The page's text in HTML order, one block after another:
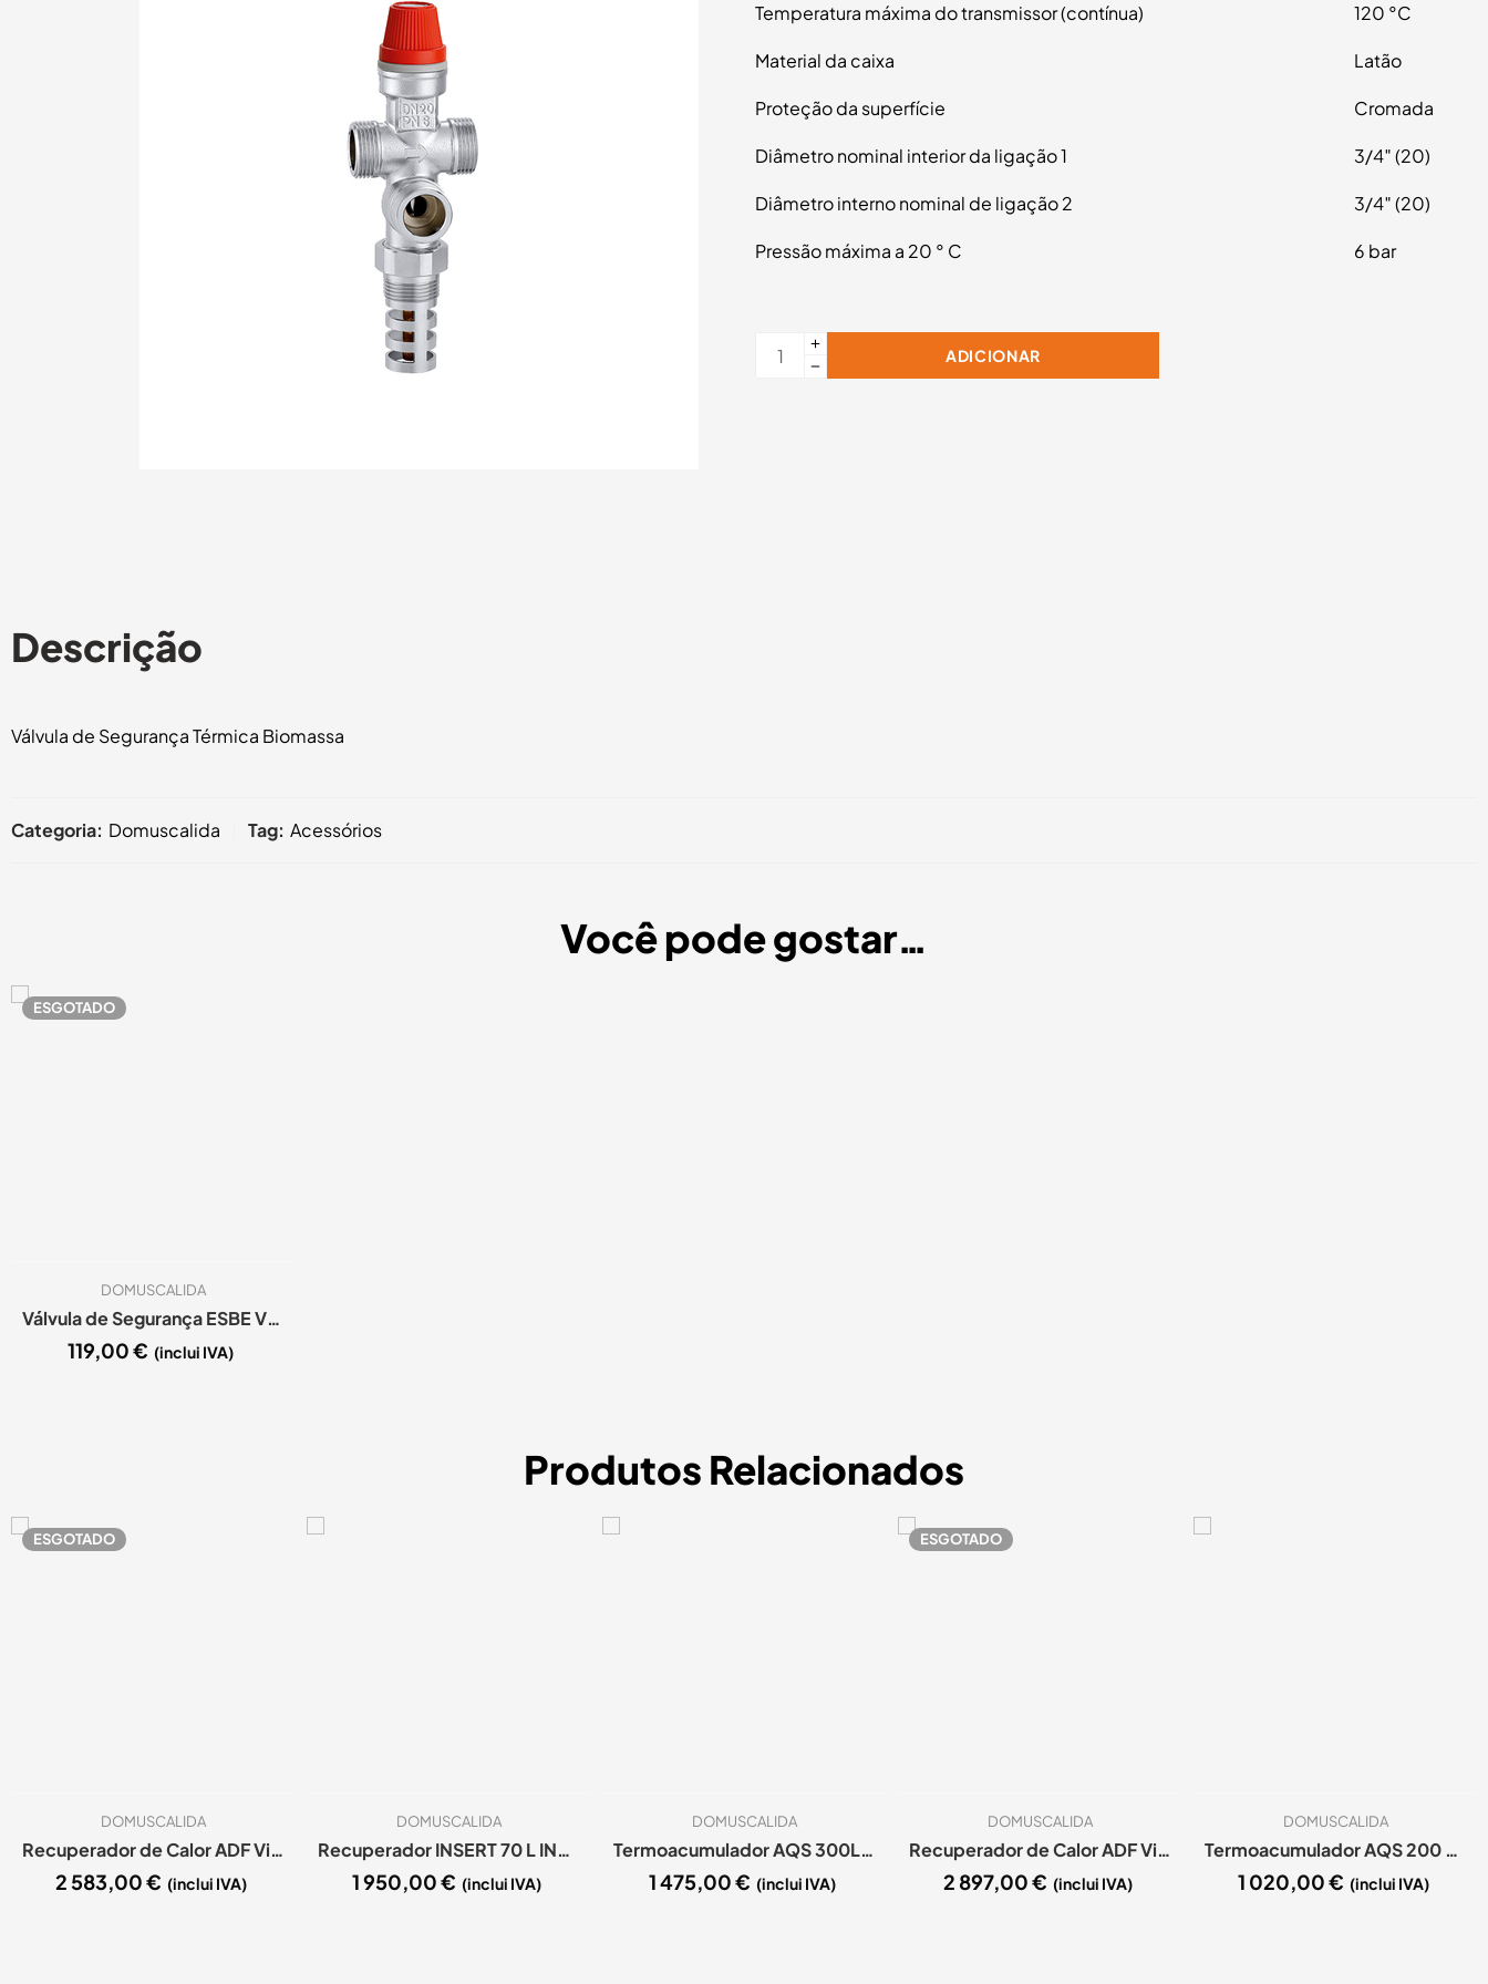
Temperatura máxima do transmissor (contínua) 120 °C
Material da caixa Latão
Proteção da superfície Cromada
Diâmetro nominal interior da ligação 1 3/4″ (20)
Diâmetro interno nominal de ligação 2 3/4″ (20)
Pressão máxima a 20 ° C 6 bar
ADICIONAR
Descrição
Válvula de Segurança Térmica Biomassa
Categoria: Domuscalida Tag: Acessórios
Você pode gostar…
ESGOTADO
DOMUSCALIDA
Válvula de Segurança ESBE VST112
119,00€ (inclui IVA)
Produtos Relacionados
ESGOTADO
DOMUSCALIDA
Recuperador de Calor ADF Vista 80 ventilado
2 583,00€ (inclui IVA)
DOMUSCALIDA
Recuperador INSERT 70 L INSERTO VENTILADO
1 950,00€ (inclui IVA)
DOMUSCALIDA
Termoacumulador AQS 300Lts Inox 444 2 Spts entrelaçadas
1 475,00€ (inclui IVA)
ESGOTADO
DOMUSCALIDA
Recuperador de Calor ADF Vista 100 Ventilado
2 897,00€ (inclui IVA)
DOMUSCALIDA
Termoacumulador AQS 200 Lts Inox 444 2 Spts entrelaçadas
1 020,00€ (inclui IVA)